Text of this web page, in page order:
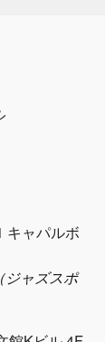
キャパルボ
ジャズスポ